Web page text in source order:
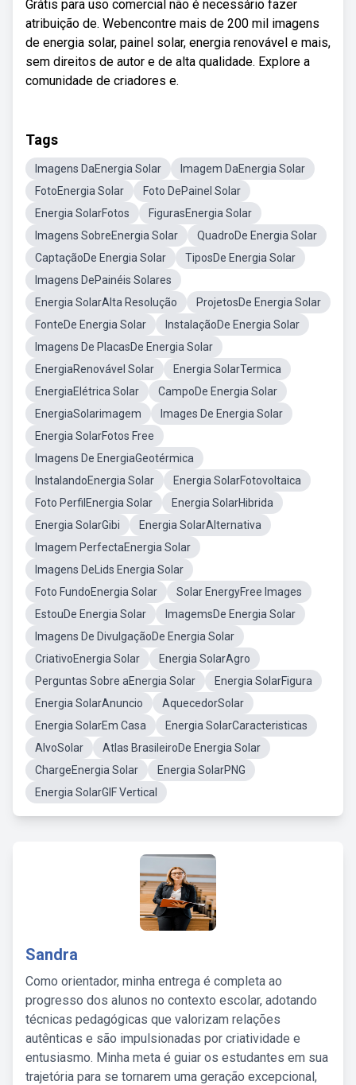
Grátis para uso comercial não é necessário fazer
atribuição de. Webencontre mais de 200 mil imagens
de energia solar, painel solar, energia renovável e mais,
sem direitos de autor e de alta qualidade. Explore a
comunidade de criadores e.
Tags
Imagens DaEnergia Solar
Imagem DaEnergia Solar
FotoEnergia Solar
Foto DePainel Solar
Energia SolarFotos
FigurasEnergia Solar
Imagens SobreEnergia Solar
QuadroDe Energia Solar
CaptaçãoDe Energia Solar
TiposDe Energia Solar
Imagens DePainéis Solares
Energia SolarAlta Resolução
ProjetosDe Energia Solar
FonteDe Energia Solar
InstalaçãoDe Energia Solar
Imagens De PlacasDe Energia Solar
EnergiaRenovável Solar
Energia SolarTermica
EnergiaElétrica Solar
CampoDe Energia Solar
EnergiaSolarimagem
Images De Energia Solar
Energia SolarFotos Free
Imagens De EnergiaGeotérmica
InstalandoEnergia Solar
Energia SolarFotovoltaica
Foto PerfilEnergia Solar
Energia SolarHibrida
Energia SolarGibi
Energia SolarAlternativa
Imagem PerfectaEnergia Solar
Imagens DeLids Energia Solar
Foto FundoEnergia Solar
Solar EnergyFree Images
EstouDe Energia Solar
ImagemsDe Energia Solar
Imagens De DivulgaçãoDe Energia Solar
CriativoEnergia Solar
Energia SolarAgro
Perguntas Sobre aEnergia Solar
Energia SolarFigura
Energia SolarAnuncio
AquecedorSolar
Energia SolarEm Casa
Energia SolarCaracteristicas
AlvoSolar
Atlas BrasileiroDe Energia Solar
ChargeEnergia Solar
Energia SolarPNG
Energia SolarGIF Vertical
Sandra
Como orientador, minha entrega é completa ao
progresso dos alunos no contexto escolar, adotando
técnicas pedagógicas que valorizam relações
autênticas e são impulsionadas por criatividade e
entusiasmo. Minha meta é guiar os estudantes em sua
trajetória para se tornarem uma geração excepcional,